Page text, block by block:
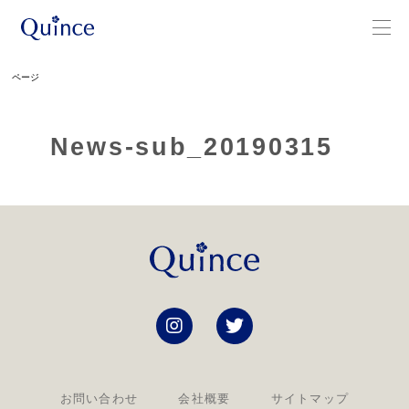
ページ
News-sub_20190315
お問い合わせ 会社概要 サイトマップ